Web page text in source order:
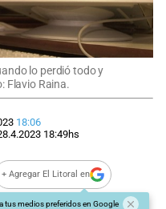
lo perdió todo y
Flavio Raina.
18:06
18:49hs
+ Agregar El Litoral en
tus medios preferidos en Google